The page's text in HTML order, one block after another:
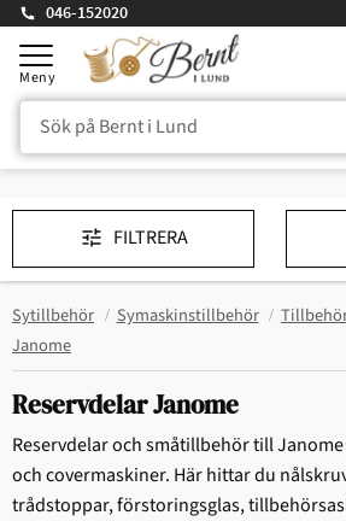
Meny
046-152020
Sytillbehör Symaskinstillbehör
Janome
Reservdelar Janome
Reservdelar och småtillbehör till
och covermaskiner. Här hittar du
trådstoppar, förstoringsglas,
FILTRERA